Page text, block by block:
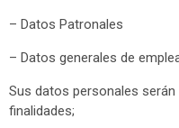
– Datos Patronales
– Datos generales de
Sus datos personales
finalidades;